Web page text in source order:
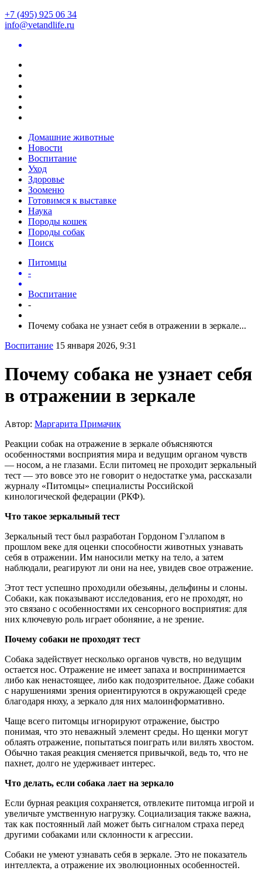
+7 (495) 925 06 34
info@vetandlife.ru
Домашние животные
Новости
Воспитание
Уход
Здоровье
Зооменю
Готовимся к выставке
Наука
Породы кошек
Породы собак
Поиск
Питомцы
-
Воспитание
-
Почему собака не узнает себя в отражении в зеркале...
Воспитание 15 января 2026, 9:31
Почему собака не узнает себя
в отражении в зеркале
Автор: Маргарита Примачик
Реакции собак на отражение в зеркале объясняются
особенностями восприятия мира и ведущим органом чувств
— носом, а не глазами. Если питомец не проходит зеркальный
тест — это вовсе это не говорит о недостатке ума, рассказали
журналу «Питомцы» специалисты Российской
кинологической федерации (РКФ).
Что такое зеркальный тест
Зеркальный тест был разработан Гордоном Гэллапом в
прошлом веке для оценки способности животных узнавать
себя в отражении. Им наносили метку на тело, а затем
наблюдали, реагируют ли они на нее, увидев свое отражение.
Этот тест успешно проходили обезьяны, дельфины и слоны.
Собаки, как показывают исследования, его не проходят, но
это связано с особенностями их сенсорного восприятия: для
них ключевую роль играет обоняние, а не зрение.
Почему собаки не проходят тест
Собака задействует несколько органов чувств, но ведущим
остается нос. Отражение не имеет запаха и воспринимается
либо как ненастоящее, либо как подозрительное. Даже собаки
с нарушениями зрения ориентируются в окружающей среде
благодаря нюху, а зеркало для них малоинформативно.
Чаще всего питомцы игнорируют отражение, быстро
понимая, что это неважный элемент среды. Но щенки могут
облаять отражение, попытаться поиграть или вилять хвостом.
Обычно такая реакция сменяется привычкой, ведь то, что не
пахнет, долго не удерживает интерес.
Что делать, если собака лает на зеркало
Если бурная реакция сохраняется, отвлеките питомца игрой и
увеличьте умственную нагрузку. Социализация также важна,
так как постоянный лай может быть сигналом страха перед
другими собаками или склонности к агрессии.
Собаки не умеют узнавать себя в зеркале. Это не показатель
интеллекта, а отражение их эволюционных особенностей.